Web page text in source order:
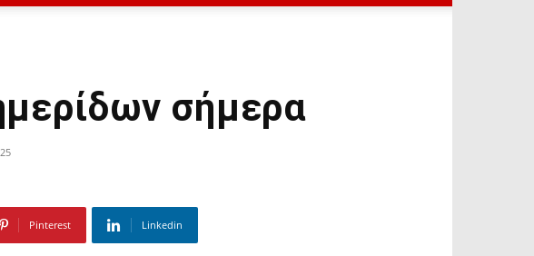
σήμερα
Pinterest Linkedin